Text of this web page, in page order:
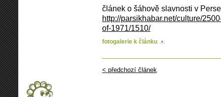
článek o šáhově slavnosti v
http://parsikhabar.net/culture/
of-1971/1510/
fotogalerie k článku
< předchozí článek